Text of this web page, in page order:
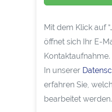
Mit dem Klick auf
öffnet sich Ihr E-
Kontaktaufnahme.
In unserer
erfahren Sie,
bearbeitet werden.